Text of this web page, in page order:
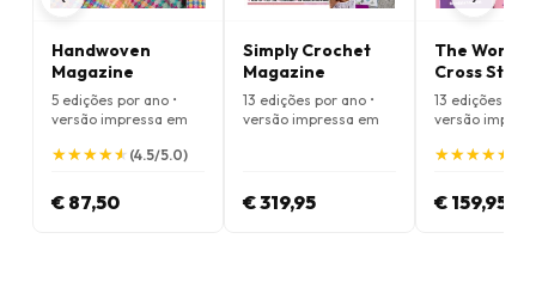
Handwoven
Magazine
5 edições por ano •
versão impressa em
★
★★
★★
★★
★★
★ (4.5/5.0)
€ 87,50
Simply Crochet
Magazine
13 edições por ano •
versão impressa em
€ 319,95
The World
Cross
Magazine
13 edições por
versão
★
★★
★★
★★
★★
★
€ 159,95